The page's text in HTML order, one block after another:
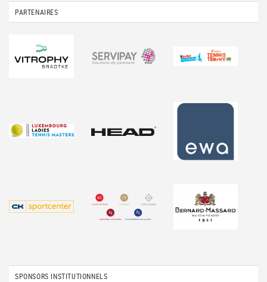
PARTENAIRES
SPONSORS INSTITUTIONNELS